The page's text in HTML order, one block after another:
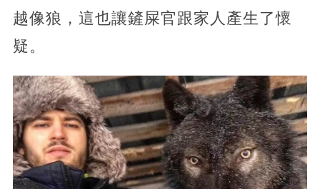
越像狼，這也讓鏟屎官跟家人產生了懷
疑。